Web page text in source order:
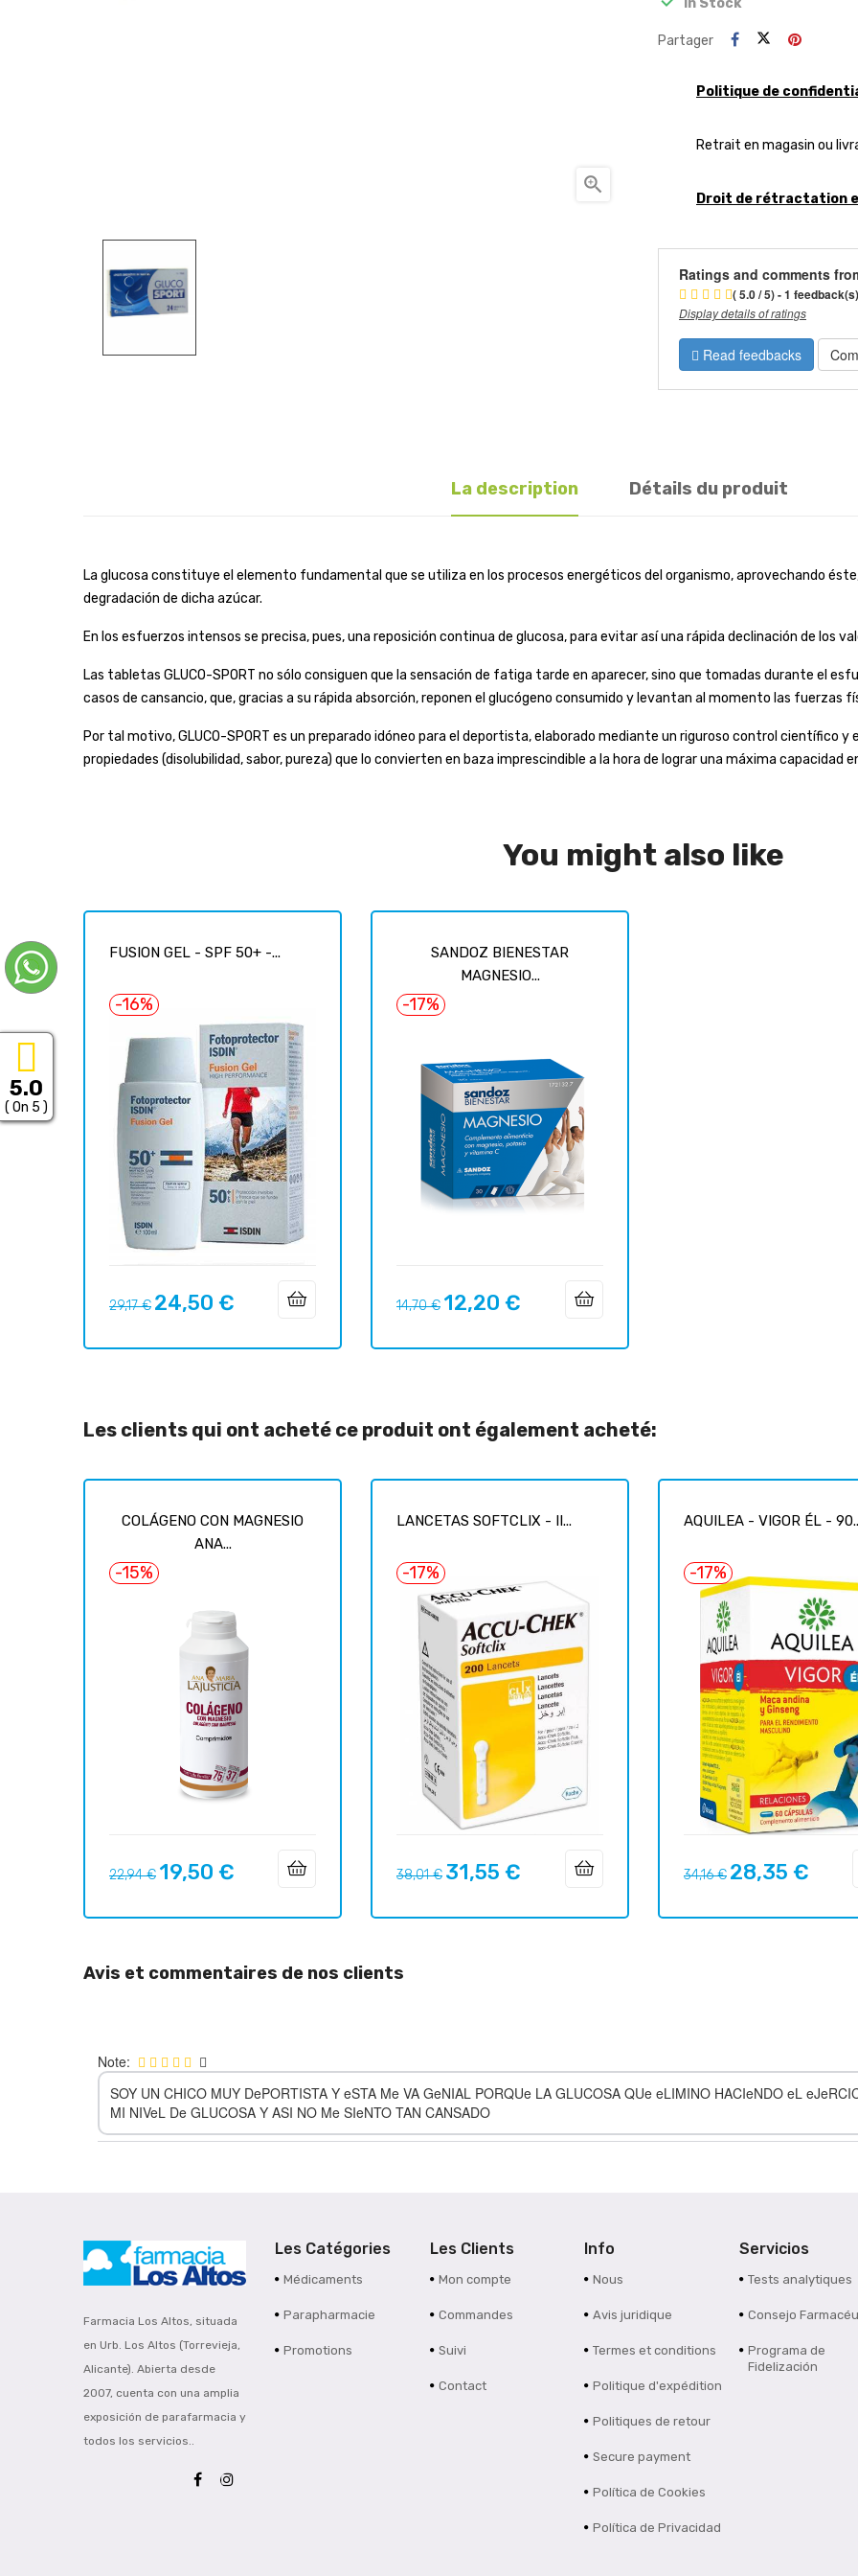

Partager
Politique de
Retrait en magasin ou
Droit de rétractation
Ratings and comments
( 5.0 / 5) - 1 feedback(s)
Display details of ratings
Read feedbacks
La description Détails du produit
La glucosa constituye el elemento fundamental que se utiliza en los procesos energéticos del organismo, aprovechando
degradación de dicha azúcar.
En los esfuerzos intensos se precisa, pues, una reposición continua de glucosa, para evitar así una rápida declinación de los
Las tabletas GLUCO-SPORT no sólo consiguen que la sensación de fatiga tarde en aparecer, sino que tomadas durante el
casos de cansancio, que, gracias a su rápida absorción, reponen el glucógeno consumido y levantan al momento las fuerzas
Por tal motivo, GLUCO-SPORT es un preparado idóneo para el deportista, elaborado mediante un riguroso control científico
propiedades (disolubilidad, sabor, pureza) que lo convierten en baza imprescindible a la hora de lograr una máxima
You might also like
FUSION GEL - SPF 50+ -...
-16%
Prix
29,17 € Prix
24,50 €
SANDOZ BIENESTAR
MAGNESIO...
-17%
Prix
14,70 € Prix
12,20 €
Les clients qui ont acheté ce produit ont également acheté:
COLÁGENO CON MAGNESIO
ANA...
-15%
Prix
22,94 € Prix
19,50 €
LANCETAS SOFTCLIX - II...
-17%
Prix
38,01 € Prix
31,55 €
AQUILEA - VIGOR ÉL -
-17%
Prix
34,16 € Prix
28,35 €
Avis et commentaires de nos clients
Note:
SOY UN CHICO MUY DePORTISTA Y eSTA Me VA GeNIAL PORQUe LA GLUCOSA QUe eLIMINO HACIeNDO eL
MI NIVeL De GLUCOSA Y ASI NO Me SIeNTO TAN CANSADO
Farmacia Los Altos, situada
en Urb. Los Altos (Torrevieja,
Alicante). Abierta desde
2007, cuenta con una amplia
exposición de parafarmacia y
todos los servicios..
Les Catégories
Médicaments
Parapharmacie
Promotions
Les Clients
Mon compte
Commandes
Suivi
Contact
Info
Nous
Avis juridique
Termes et conditions
Politique d'expédition
Politiques de retour
Secure payment
Política de Cookies
Política de Privacidad
Servicios
Tests analytiques
Consejo
Programa de
Fidelización
5.0
( On 5 )